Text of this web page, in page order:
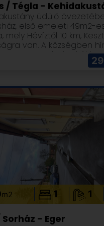
is füti, Split klíma.
szorul. Kerites fa
A Termeskövel
a garazsig meszk
/ Tégla -
üdülő
első emeleti 49m2-
mely Hévíztől 10 km,
van. A községben
üzemel. Távolról is
órás gázkazán
biztosítja. Az áram és a
almérőkkel történik.
a társasháznak.. A
az árban.
m2 1 1
Sorház - Eger